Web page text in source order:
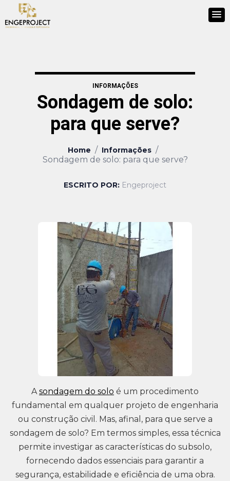
INFORMAÇÕES
Sondagem de solo:
para que serve?
Home / Informações /
Sondagem de solo: para que serve?
ESCRITO POR: Engeproject
Asondagem do solo é um procedimento
fundamental em qualquer projeto de engenharia
ou construção civil. Mas, afinal, para que serve a
sondagem de solo? Em termos simples, essa técnica
permite investigar as características do subsolo,
fornecendo dados essenciais para garantir a
segurança, estabilidade e eficiência de uma obra.